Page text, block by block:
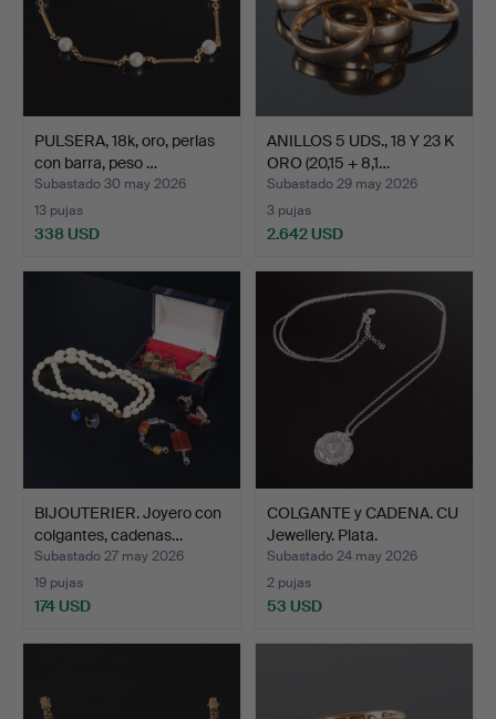
PULSERA, 18k, oro, perlas
con barra, peso …
Subastado 30 may 2026
13 pujas
338 USD
ANILLOS 5 UDS., 18 Y 23 K
ORO (20,15 + 8,1…
Subastado 29 may 2026
3 pujas
2.642 USD
BIJOUTERIER. Joyero con
colgantes, cadenas…
Subastado 27 may 2026
19 pujas
174 USD
COLGANTE y CADENA. CU
Jewellery. Plata.
Subastado 24 may 2026
2 pujas
53 USD